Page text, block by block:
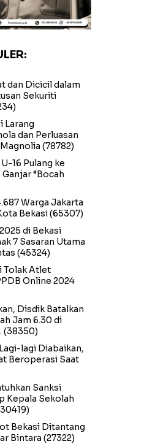
dan Dicicil dalam
Sekuriti
Larang
dan Perluasan
(78782)
16 Pulang ke
“Bocah
Warga Jakarta
Bekasi(65307)
di Bekasi
7 Sasaran Utama
(45324)
Tolak Atlet
Online 2024
Disdik Batalkan
Jam 6.30 di
(38350)
lagi Diabaikan,
Beroperasi Saat
Sanksi
Kepala Sekolah
Bekasi Ditantang
Bintara (27322)